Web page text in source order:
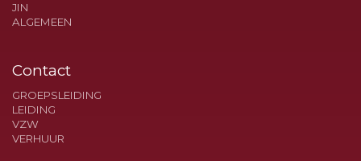
JIN
ALGEMEEN
Contact
GROEPSLEIDING
LEIDING
VZW
VERHUUR